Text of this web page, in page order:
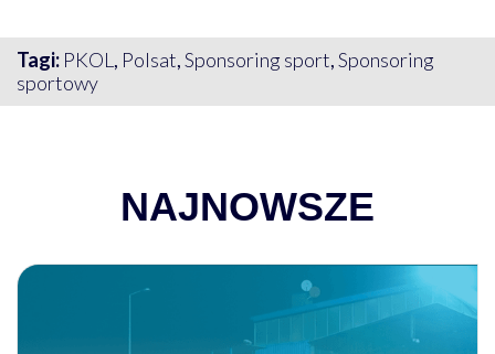
Tagi: PKOL , Polsat,Sponsoring sport,Sponsoring
sportowy
NAJNOWSZE